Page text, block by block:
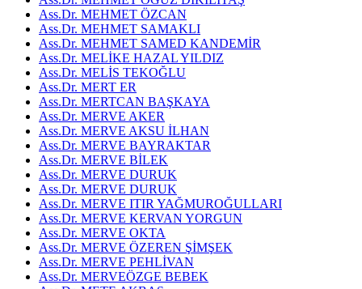
Ass.Dr. MEHMET ÖZCAN
Ass.Dr. MEHMET SAMAKLI
Ass.Dr. MEHMET SAMED KANDEMİR
Ass.Dr. MELİKE HAZAL YILDIZ
Ass.Dr. MELİS TEKOĞLU
Ass.Dr. MERT ER
Ass.Dr. MERTCAN BAŞKAYA
Ass.Dr. MERVE AKER
Ass.Dr. MERVE AKSU İLHAN
Ass.Dr. MERVE BAYRAKTAR
Ass.Dr. MERVE BİLEK
Ass.Dr. MERVE DURUK
Ass.Dr. MERVE DURUK
Ass.Dr. MERVE ITIR YAĞMUROĞULLARI
Ass.Dr. MERVE KERVAN YORGUN
Ass.Dr. MERVE OKTA
Ass.Dr. MERVE ÖZEREN ŞİMŞEK
Ass.Dr. MERVE PEHLİVAN
Ass.Dr. MERVEÖZGE BEBEK